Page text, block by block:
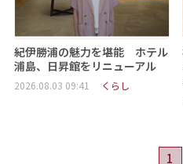
紀伊勝浦の魅力を堪能 ホテル
浦島、日昇館をリニューアル
2026.08.03 09:41 くらし
1